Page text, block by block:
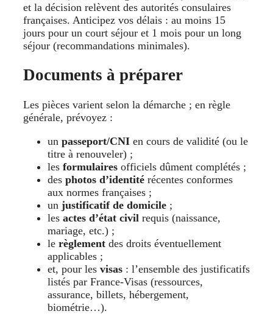
et la décision relèvent des autorités consulaires
françaises. Anticipez vos délais : au moins 15
jours pour un court séjour et 1 mois pour un long
séjour (recommandations minimales).
Documents à préparer
Les pièces varient selon la démarche ; en règle
générale, prévoyez :
un passeport/CNI en cours de validité (ou le
titre à renouveler) ;
les formulaires officiels dûment complétés ;
des photos d’identité récentes conformes
aux normes françaises ;
un justificatif de domicile ;
les actes d’état civil requis (naissance,
mariage, etc.) ;
le règlement des droits éventuellement
applicables ;
et, pour les visas : l’ensemble des justificatifs
listés par France-Visas (ressources,
assurance, billets, hébergement,
biométrie…).